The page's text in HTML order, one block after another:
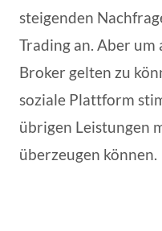
steigenden
Trading an. Aber um
Broker gelten zu
soziale Plattform
übrigen Leistungen
überzeugen können.